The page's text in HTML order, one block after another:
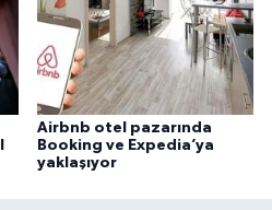
Airbnb otel pazarında
Booking ve Expedia’ya
yaklaşıyor